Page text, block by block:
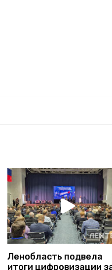
Ленобласть подвела
итоги цифровизации